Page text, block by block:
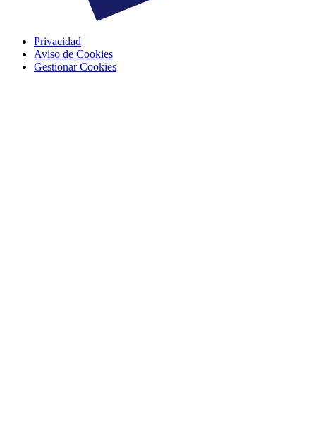
Privacidad
Aviso de Cookies
Gestionar Cookies